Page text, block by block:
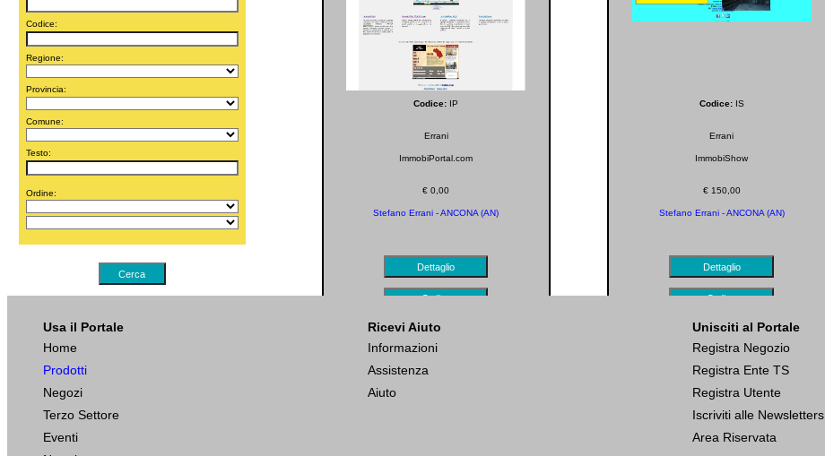
Codice:
Regione:
Provincia:
Comune:
Testo:
Ordine:
Cerca
Codice: IP
Errani
ImmobiPortal.com
€ 0,00
Stefano Errani - ANCONA (AN)
Dettaglio
Ordina
Codice:IS
Errani
ImmobiShow
€ 150,00
Stefano Errani - ANCONA (AN)
Dettaglio
Ordina
Usa il Portale
Home
Prodotti
Negozi
Terzo Settore
Eventi
Ricevi Aiuto
Informazioni
Assistenza
Aiuto
Unisciti al Portale
Registra Negozio
Registra Ente TS
Registra Utente
Iscriviti alle Newsletters
Area Riservata